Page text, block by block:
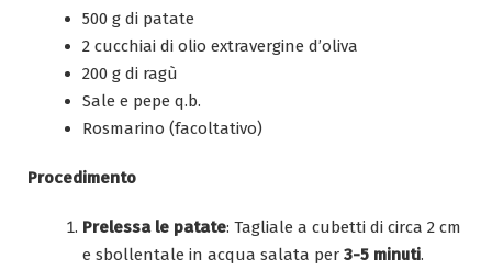
500 g di patate
2 cucchiai di olio extravergine d’oliva
200 g di ragù
Sale e pepe q.b.
Rosmarino (facoltativo)
Procedimento
Prelessa le patate: Tagliale a cubetti di circa 2 cm
e sbollentale in acqua salata per 3-5 minuti.